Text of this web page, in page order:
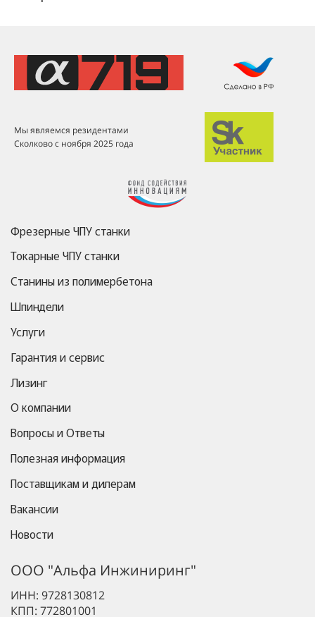
Мы являемся резидентами
Сколково с ноября 2025 года
Фрезерные ЧПУ станки
Токарные ЧПУ станки
Станины из полимербетона
Шпиндели
Услуги
Гарантия и сервис
Лизинг
О компании
Вопросы и Ответы
Полезная информация
Поставщикам и дилерам
Вакансии
Новости
ООО "Альфа Инжиниринг"
ИНН: 9728130812
КПП: 772801001